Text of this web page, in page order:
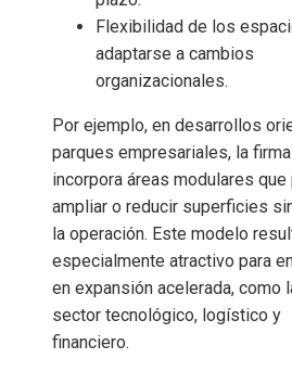
Flexibilidad de los
adaptarse a cambios
organizacionales.
Por ejemplo, en desarrollos
parques empresariales, la firma
incorpora áreas modulares
ampliar o reducir superficies
la operación. Este modelo
especialmente atractivo para
en expansión acelerada, como
sector tecnológico, logístico y
financiero.